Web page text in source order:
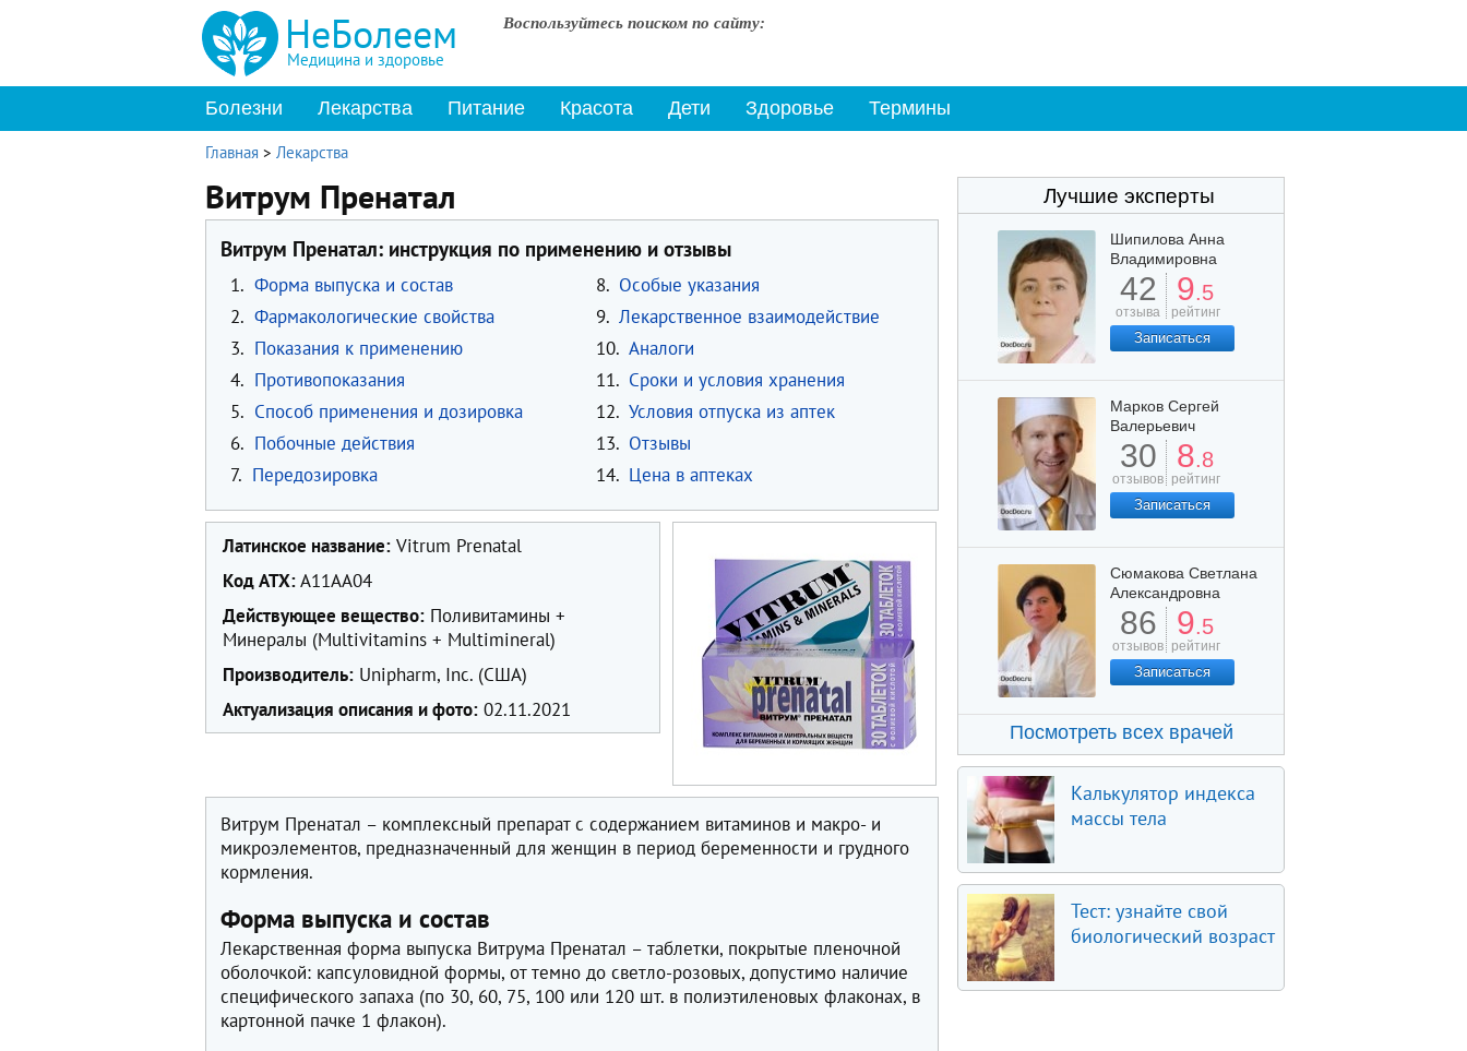
НеБолеем
Медицина и здоровье
Воспользуйтесь поиском по сайту:
Болезни Лекарства Питание Красота Дети Здоровье Термины
Главная > Лекарства
Витрум Пренатал
Витрум Пренатал: инструкция по применению и отзывы
1. Форма выпуска и состав
2. Фармакологические свойства
3. Показания к применению
4. Противопоказания
5. Способ применения и дозировка
6. Побочные действия
7. Передозировка
8. Особые указания
9. Лекарственное взаимодействие
10. Аналоги
11. Сроки и условия хранения
12. Условия отпуска из аптек
13. Отзывы
14. Цена в аптеках
Латинское название: Vitrum Prenatal
Код ATX:A11AA04
Действующее вещество: Поливитамины +
Минералы (Multivitamins + Multimineral)
Производитель: Unipharm, Inc. (США)
Актуализация описания и фото: 02.11.2021
Витрум Пренатал – комплексный препарат с содержанием витаминов и макро- и
микроэлементов, предназначенный для женщин в период беременности и грудного
кормления.
Форма выпуска и состав
Лекарственная форма выпуска Витрума Пренатал – таблетки, покрытые пленочной
оболочкой: капсуловидной формы, от темно­ до светло-розовых, допустимо наличие
специфического запаха (по 30, 60, 75, 100 или 120 шт. в полиэтиленовых флаконах, в
картонной пачке 1 флакон).
Лучшие эксперты
Шипилова Анна
Владимировна
42
отзыва
9.5
рейтинг
Записаться
Марков Сергей
Валерьевич
30
отзывов
8.8
рейтинг
Записаться
Сюмакова Светлана
Александровна
86
отзывов
9.5
рейтинг
Записаться
Посмотреть всех врачей
Калькулятор индекса
массы тела
Тест: узнайте свой
биологический возраст